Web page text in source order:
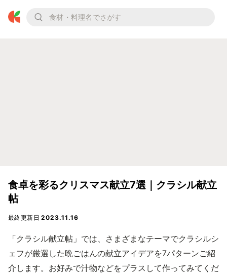
食卓を彩るクリスマス献立7選｜クラシル献立
帖
最終更新日2023.11.16
「クラシル献立帖」では、さまざまなテーマでクラシルシ
ェフが厳選した晩ごはんの献立アイデアを7パターンご紹
介します。お好みで汁物などをプラスして作ってみてくだ